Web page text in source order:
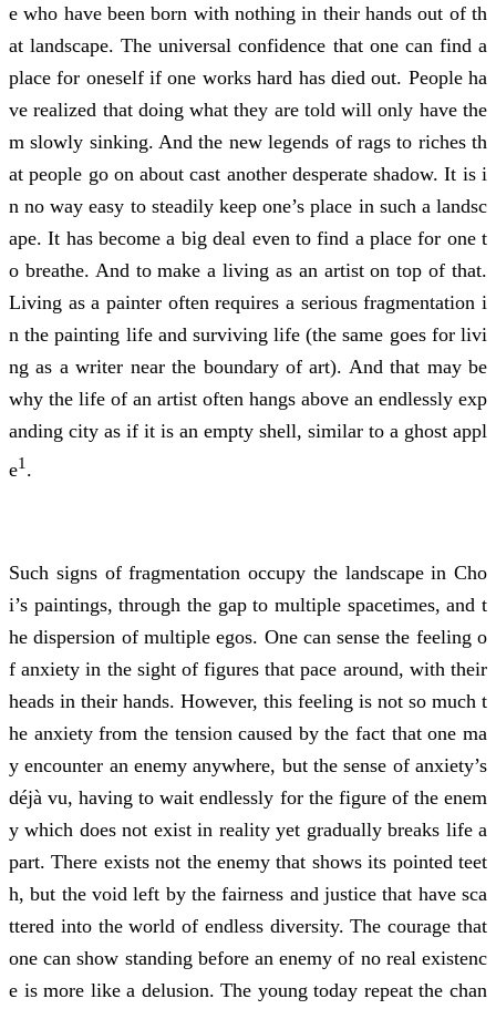
e who have been born with nothing in their hands out of th
at landscape. The universal confidence that one can find a
place for oneself if one works hard has died out. People ha
ve realized that doing what they are told will only have the
m slowly sinking. And the new legends of rags to riches th
at people go on about cast another desperate shadow. It is i
n no way easy to steadily keep one’s place in such a landsc
ape. It has become a big deal even to find a place for one t
o breathe. And to make a living as an artist on top of that.
Living as a painter often requires a serious fragmentation i
n the painting life and surviving life (the same goes for livi
ng as a writer near the boundary of art). And that may be
why the life of an artist often hangs above an endlessly exp
anding city as if it is an empty shell, similar to a ghost appl
e1 .
Such signs of fragmentation occupy the landscape in Cho
i’s paintings, through the gap to multiple spacetimes, and t
he dispersion of multiple egos. One can sense the feeling o
f anxiety in the sight of figures that pace around, with their
heads in their hands. However, this feeling is not so much t
he anxiety from the tension caused by the fact that one ma
y encounter an enemy anywhere, but the sense of anxiety’s
déjà vu, having to wait endlessly for the figure of the enem
y which does not exist in reality yet gradually breaks life a
part. There exists not the enemy that shows its pointed teet
h, but the void left by the fairness and justice that have sca
ttered into the world of endless diversity. The courage that
one can show standing before an enemy of no real existenc
e is more like a delusion. The young today repeat the chan